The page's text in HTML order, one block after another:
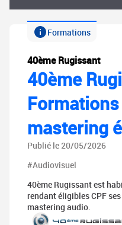
Formations
40ème Rugissant
40ème
mastering
Publié le 20/05/2026
#Audiovisuel
40ème Rugissant est
rendant éligibles CPF
mastering audio.